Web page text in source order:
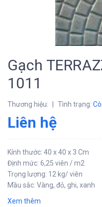
Gạch
1011
Thương hiệu: Tình trạng:
Liên hệ
Kính thước: 40 x 40 x 3 Cm
Định mức: 6,25 viên / m2
Trọng lượng: 12 kg/ viên
Mầu sắc: Vàng, đỏ, ghi, xanh
Xem thêm